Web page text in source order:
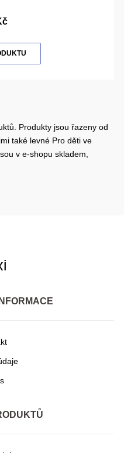
Produkty jsou řazeny od
také levné Pro děti ve
v e-shopu skladem,